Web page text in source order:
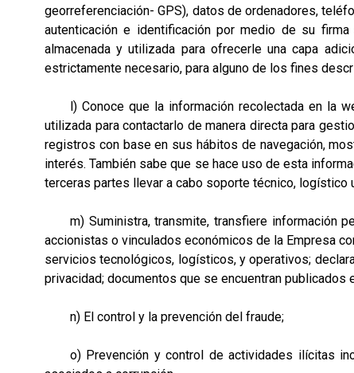
georreferenciación- GPS), datos de ordenadores,
autenticación e identificación por medio de su
almacenada y utilizada para ofrecerle una capa
estrictamente necesario, para alguno de los fines
l) Conoce que la información recolectada en la
utilizada para contactarlo de manera directa para
registros con base en sus hábitos de navegación,
interés. También sabe que se hace uso de esta
terceras partes llevar a cabo soporte técnico, logístico
m) Suministra, transmite, transfiere información
accionistas o vinculados económicos de la Empresa
servicios tecnológicos, logísticos, y operativos;
privacidad; documentos que se encuentran publicados
n) El control y la prevención del fraude;
o) Prevención y control de actividades ilícitas